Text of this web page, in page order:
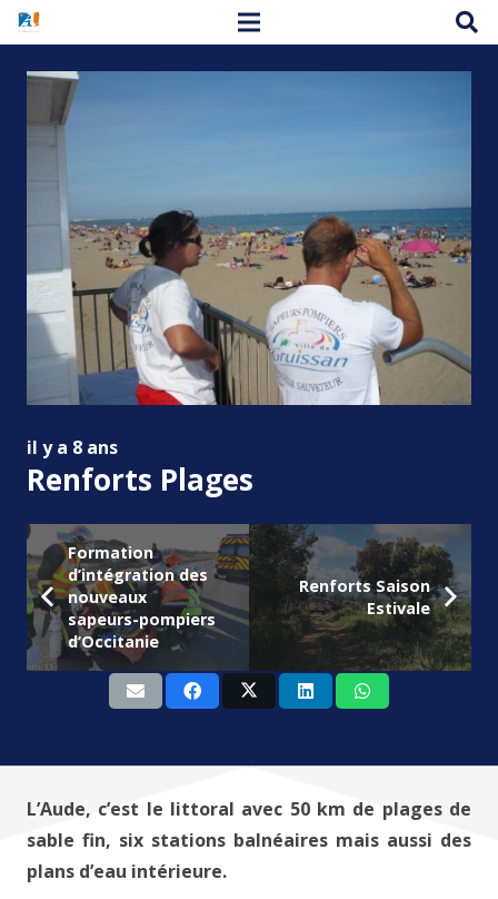
il y a 8 ans
Renforts Plages
Formation
d’intégration des
nouveaux
sapeurs-pompiers
d’Occitanie
Renforts Saison
Estivale
L’Aude, c’est le littoral avec 50 km de plages de
sable fin, six stations balnéaires mais aussi des
plans d’eau intérieure.